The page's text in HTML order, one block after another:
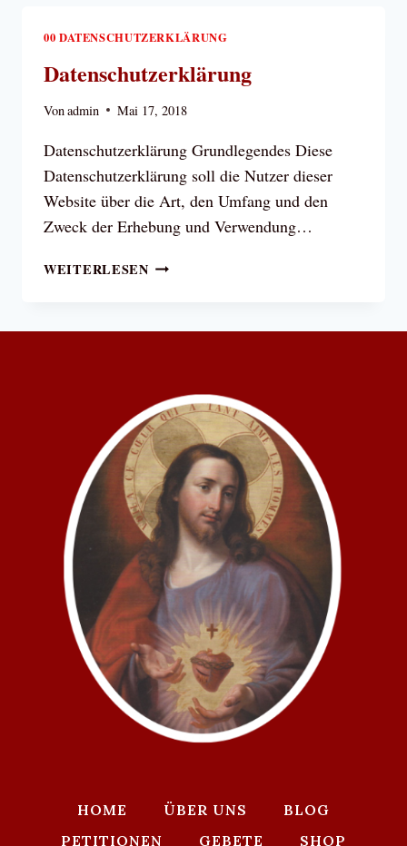
00 DATENSCHUTZERKLÄRUNG
Datenschutzerklärung
Vonadmin Mai 17, 2018
Datenschutzerklärung Grundlegendes Diese
Datenschutzerklärung soll die Nutzer dieser
Website über die Art, den Umfang und den
Zweck der Erhebung und Verwendung…
WEITERLESENDATENSCHUTZERKLÄRUNG
HOME ÜBER UNS
BLOG
PETITIONEN
GEBETE SHOP